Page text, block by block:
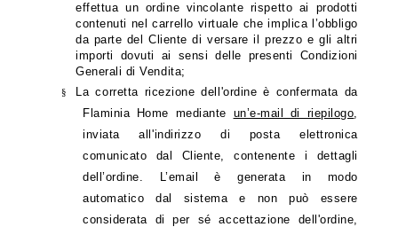
effettua un ordine vincolante rispetto ai prodotti
contenuti nel carrello virtuale che implica l’obbligo
da parte del Cliente di versare il prezzo e gli altri
importi dovuti ai sensi delle presenti Condizioni
Generali di Vendita;
§
La corretta ricezione dell'ordine è confermata da
Flaminia Home mediante un’e-mail di riepilogo,
inviata all'indirizzo di posta elettronica
comunicato dal Cliente, contenente i dettagli
dell’ordine. L’email è generata in modo
automatico dal sistema e non può essere
considerata di per sé accettazione dell'ordine,